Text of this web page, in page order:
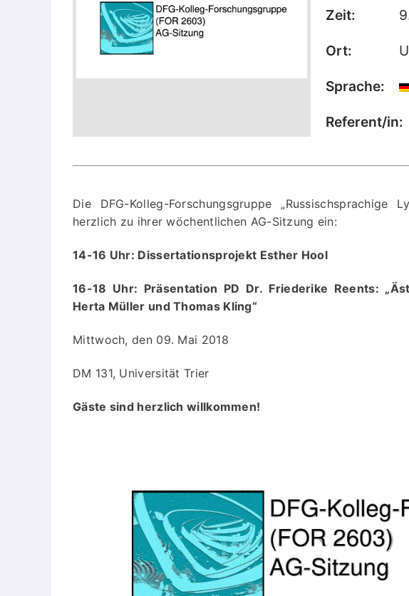
Buch-Publikationen
Gesamtverzeichnis der
Kollegpublikationen
Zeit:
Ort:
Sprache:
Referent/in:
Die DFG-Kolleg-Forschungsgruppe
herzlich zu ihrer wöchentlichen AG-Sitzung ein:
14-16 Uhr: Dissertationsprojekt Esther Hool
16-18 Uhr: Präsentation PD Dr. Friederike Reents:
Herta Müller und Thomas Kling“
Mittwoch, den 09. Mai 2018
DM 131, Universität Trier
Gäste sind herzlich willkommen!